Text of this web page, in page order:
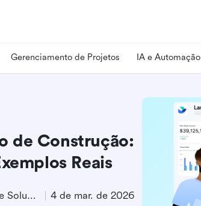
Gerenciamento de Projetos IA e Automação
de Construção:
Reais
Especialista em Marketing de Soluções 4 de mar. de 2026